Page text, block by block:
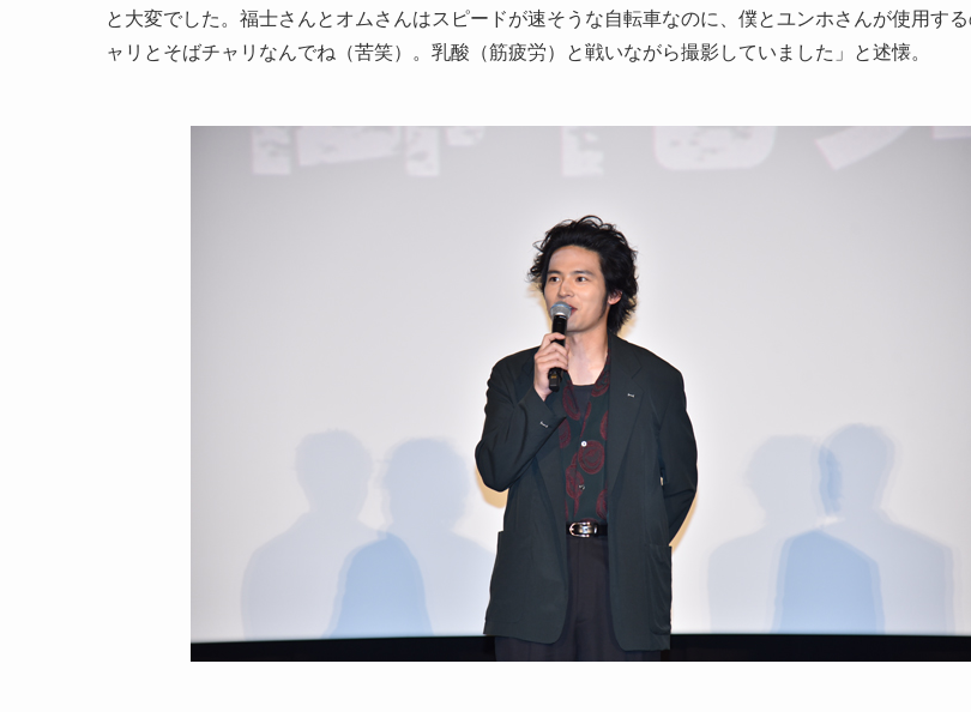
と大変でした。福士さんとオムさんはスピードが速そうな自転車なのに、僕とユンホさんが使用す
ャリとそばチャリなんでね（苦笑）。乳酸（筋疲労）と戦いながら撮影していました」と述懐。